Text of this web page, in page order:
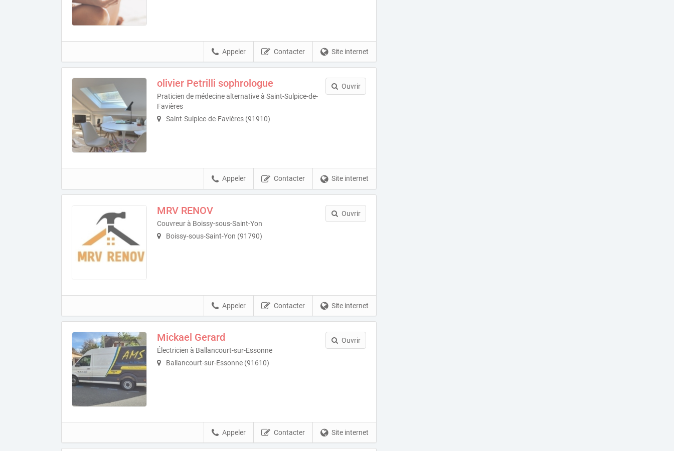
Site internet
Contacter
Appeler
olivier Petrilli sophrologue
Praticien de médecine alternative à Saint-Sulpice-de-
Favières
Saint-Sulpice-de-Favières (91910)
Ouvrir
Site internet
Contacter
Appeler
MRV RENOV
Couvreur à Boissy-sous-Saint-Yon
Boissy-sous-Saint-Yon (91790)
Ouvrir
Site internet
Contacter
Appeler
Mickael Gerard
Électricien à Ballancourt-sur-Essonne
Ballancourt-sur-Essonne (91610)
Ouvrir
Site internet
Contacter
Appeler